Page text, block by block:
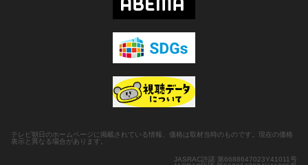
テレビ朝日のホームページに掲載されている情報、価格は取材当時のものです。現在の価格
表示と異なる場合があります。
JASRAC許諾 第6688647023Y41011号